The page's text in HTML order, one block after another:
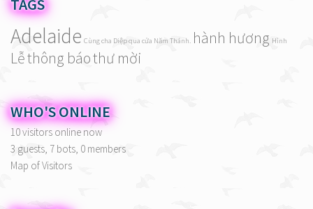
TAGS
Adelaide Cùng cha Diệp qua cửa Năm Thánh. hành hương Hình
Lễthông báothư mời
WHO'S ONLINE
10 visitors online now
3 guests, 7 bots, 0 members
Map of Visitors